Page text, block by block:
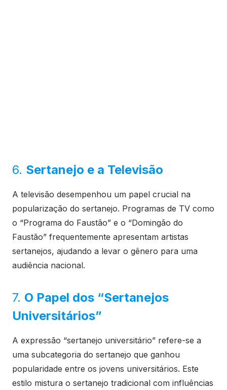
6. Sertanejo e a Televisão
A televisão desempenhou um papel crucial na
popularização do sertanejo. Programas de TV como
o “Programa do Faustão” e o “Domingão do
Faustão” frequentemente apresentam artistas
sertanejos, ajudando a levar o gênero para uma
audiência nacional.
7. O Papel dos “Sertanejos
Universitários”
A expressão “sertanejo universitário” refere-se a
uma subcategoria do sertanejo que ganhou
popularidade entre os jovens universitários. Este
estilo mistura o sertanejo tradicional com influências